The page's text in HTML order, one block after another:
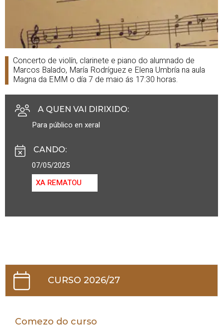
Concerto de violín, clarinete e piano do alumnado de
Marcos Balado, María Rodríguez e Elena Umbría na aula
Magna da EMM o día 7 de maio ás 17:30 horas.
A QUEN VAI DIRIXIDO:
Para público en xeral
CANDO:
07/05/2025
XA REMATOU
CURSO 2026/27
Comezo do curso